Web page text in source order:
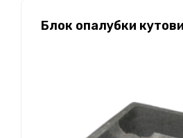
Блок опалубки